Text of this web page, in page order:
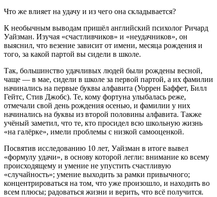
Что же влияет на удачу и из чего она складывается?
К необычным выводам пришёл английский психолог Ричард
Уайзман. Изучая «счастливчиков» и «неудачников», он
выяснил, что везение зависит от имени, месяца рождения и
того, за какой партой вы сидели в школе.
Так, большинство удачливых людей были рождены весной,
чаще — в мае, сидели в школе за первой партой, а их фамилии
начинались на первые буквы алфавита (Уоррен Баффет, Билл
Гейтс, Стив Джобс). Те, кому фортуна улыбалась реже,
отмечали свой день рождения осенью, и фамилии у них
начинались на буквы из второй половины алфавита. Также
учёный заметил, что те, кто просидел всю школьную жизнь
«на галёрке», имели проблемы с низкой самооценкой.
Посвятив исследованию 10 лет, Уайзман в итоге вывел
«формулу удачи», в основу которой легли: внимание ко всему
происходящему и умение не упустить счастливую
«случайность»; умение выходить за рамки привычного;
концентрироваться на том, что уже произошло, и находить во
всем плюсы; радоваться жизни и верить, что всё получится.